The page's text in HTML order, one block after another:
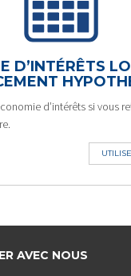
D’INTÉRÊTS
d’intérêts si vous
AVEC NOUS